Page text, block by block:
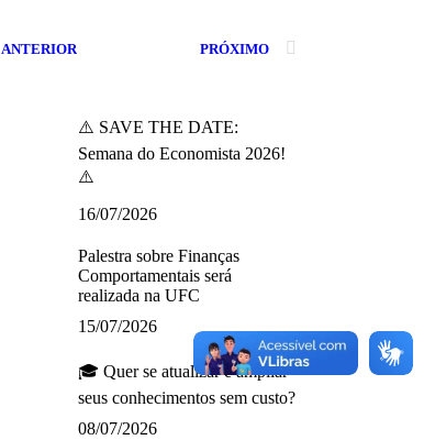
ANTERIOR PRÓXIMO
⚠️ SAVE THE DATE:
Semana do Economista 2026!
⚠️
16/07/2026
Palestra sobre Finanças
Comportamentais será
realizada na UFC
15/07/2026
🎓 Quer se atualizar e ampliar
seus conhecimentos sem custo?
08/07/2026